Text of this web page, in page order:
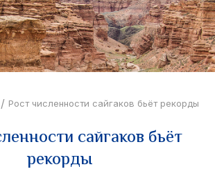
/ Рост численности сайгаков бьёт рекорды
сайгаков бьёт
рекорды